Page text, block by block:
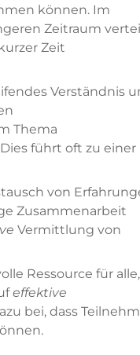
können. Im
Zeitraum
Zeit
Verständnis
Thema
führt oft zu einer
von
Zusammenarbeit
Vermittlung von
Ressource für alle,
effektive
bei, dass